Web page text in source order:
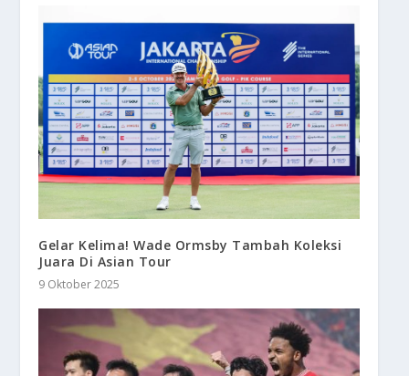
Gelar Kelima! Wade Ormsby Tambah Koleksi
Juara Di Asian Tour
9 Oktober 2025